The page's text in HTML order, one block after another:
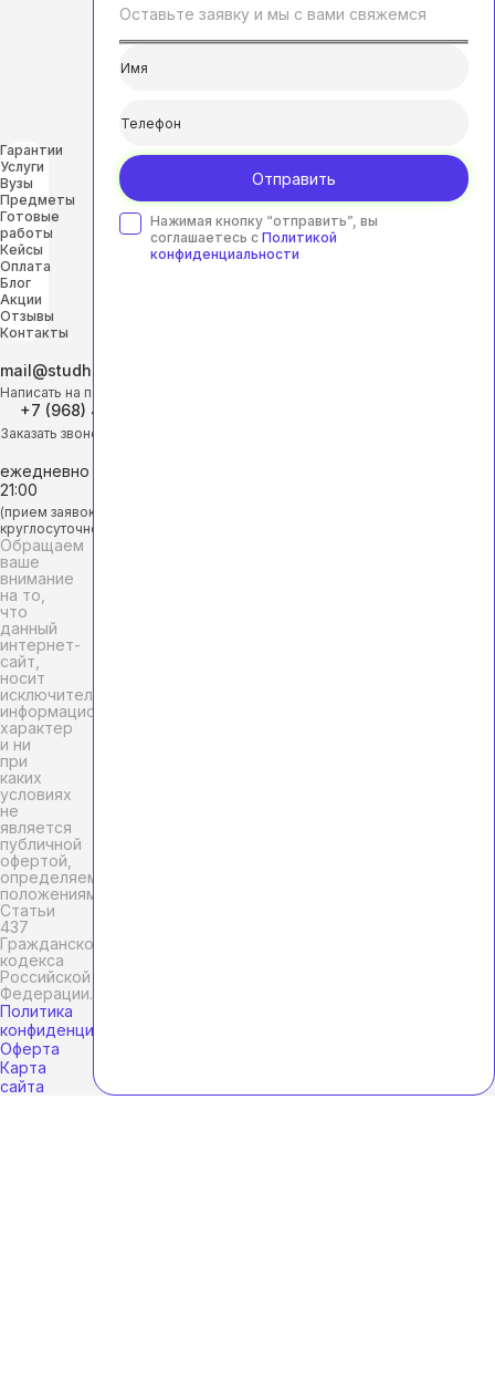
Гарантии
Услуги
Вузы
Предметы
Готовые
работы
Кейсы
Оплата
Блог
Акции
Отзывы
Контакты
mail@studhelp-online.ru
Написать на почту
+7 (968) 453-29-88
Заказать звонок
ежедневно с 9:00 до
21:00
(прием заявок
круглосуточно)
Обращаем
ваше
внимание
на то,
что
данный
интернет-
сайт,
носит
исключительно
информационный
характер
и ни
при
каких
условиях
не
является
публичной
офертой,
определяемой
положениями
Статьи
437
Гражданского
кодекса
Российской
Федерации.
Политика
конфиденциальности
Оферта
Карта
сайта
Оставьте заявку и мы с вами свяжемся
Отправить
Нажимая кнопку “отправить”, вы
соглашаетесь с Политикой
конфиденциальности